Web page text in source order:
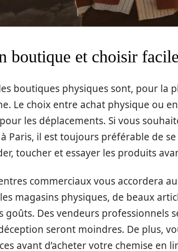
boutique et choisir
boutiques physiques sont, pour la
Le choix entre achat physique ou
les déplacements. Si vous
Paris, il est toujours préférable de
toucher et essayer les produits
commerciaux vous accordera
magasins physiques, de beaux
goûts. Des vendeurs professionnels
seront moindres. De plus,
avant d’acheter votre chemise en